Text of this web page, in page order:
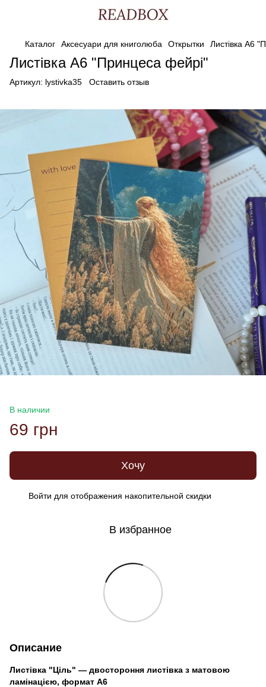
Каталог Аксесуари для книголюба Открытки Листівка А6
Листівка А6 "Принцеса фейрі"
Артикул: lystivka35 Оставить отзыв
В наличии
69 грн
Хочу
Войти для отображения накопительной скидки
В избранное
Описание
Листівка "Ціль" — двостороння листівка з матовою
ламінацією, формат A6